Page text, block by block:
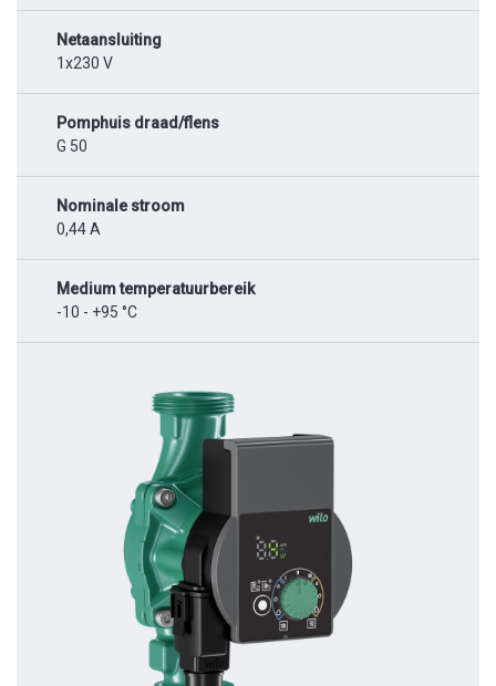
Netaansluiting
1x230 V
Pomphuis draad/flens
G 50
Nominale stroom
0,44 A
Medium temperatuurbereik
-10 - +95 °C